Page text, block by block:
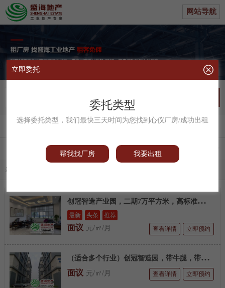
网站导航
供求 类型 面积
当前条件：
创
冠智造产业园，二期7万平方米，高标准楼层厂房招租
最新 头条 推荐
面议 元/㎡/月 立即预约
查看详情
（
适合多个行业）创冠智造园，带牛腿，带电梯，约3万平方标厂
面议 元/㎡/月 立即预约
查看详情
立即委托
委托类型
选择委托类型，我们最快三天时间为您找到心仪厂房/成功出租
帮我找厂房 我要出租